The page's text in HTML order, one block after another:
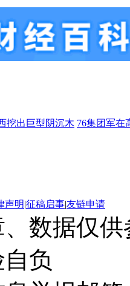
挖出巨型阴沉木 76集团军在
声明|征稿启事|友链申请
数据仅
自负